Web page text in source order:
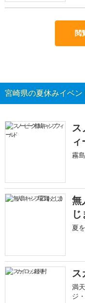
閲
宮崎県の夏休みイベン
ス
ィ
霧
無
じ
夏
ス
満
ジ